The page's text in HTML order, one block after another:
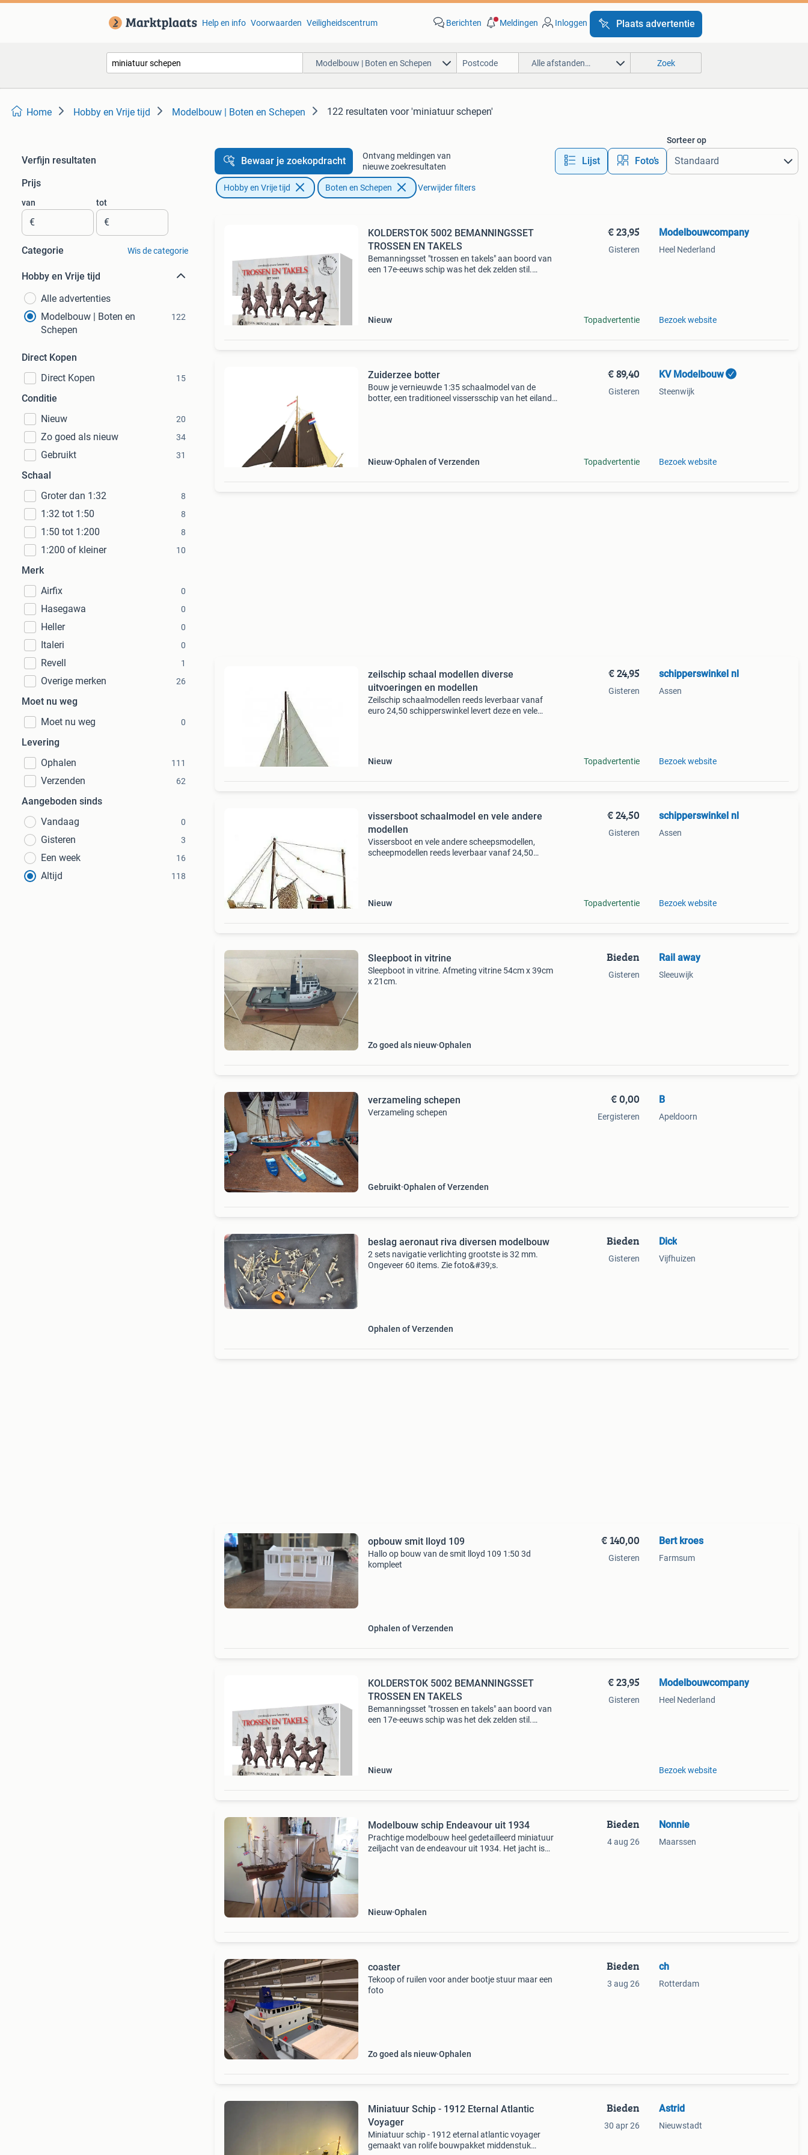
Help en info Voorwaarden Veiligheidscentrum Berichten Meldingen Inloggen Plaats advertentie
Modelbouw | Boten en Schepen Alle afstanden… Zoek
Home Hobby en Vrije tijd Modelbouw | Boten en Schepen 122 resultaten voor 'miniatuur schepen'
Verfijn resultaten
Prijs
van
€
tot
€
Categorie Wis de categorie
Hobby en Vrije tijd
Alle advertenties
Modelbouw | Boten en
Schepen
122
Direct Kopen
Direct Kopen
15
Conditie
Nieuw
20
Zo goed als nieuw 34
Gebruikt 31
Schaal
Groter dan 1:32
8
1:32 tot 1:50 8
1:50 tot 1:200 8
1:200 of kleiner 10
Merk
Airfix
0
Hasegawa 0
Heller 0
Italeri 0
Revell 1
Overige merken 26
Moet nu weg
Moet nu weg
0
Levering
Ophalen
111
Verzenden 62
Aangeboden sinds
Vandaag
0
Gisteren 3
Een week 16
Altijd 118
Bewaar je zoekopdracht
Ontvang meldingen van
nieuwe zoekresultaten
Lijst Foto’s
Sorteer op
Hobby en Vrije tijd Boten en Schepen Verwijder filters
KOLDERSTOK 5002 BEMANNINGSSET
TROSSEN EN TAKELS
Bemanningsset "trossen en takels" aan boord van
een 17e-eeuws schip was het dek zelden stil.
Nieuw
€ 23,95
Gisteren
Topadvertentie
Modelbouwcompany
Heel Nederland
Bezoek website
Zuiderzee botter
Bouw je vernieuwde 1:35 schaalmodel van de
botter, een traditioneel vissersschip van het eiland
Nieuw Ophalen of Verzenden
€ 89,40
Gisteren
Topadvertentie
KV Modelbouw
Steenwijk
Bezoek website
zeilschip schaal modellen diverse
uitvoeringen en modellen
Zeilschip schaalmodellen reeds leverbaar vanaf
euro 24,50 schipperswinkel levert deze en vele
Nieuw
€ 24,95
Gisteren
Topadvertentie
schipperswinkel nl
Assen
Bezoek website
vissersboot schaalmodel en vele andere
modellen
Vissersboot en vele andere scheepsmodellen,
scheepmodellen reeds leverbaar vanaf 24,50
Nieuw
€ 24,50
Gisteren
Topadvertentie
schipperswinkel nl
Assen
Bezoek website
Sleepboot in vitrine
Sleepboot in vitrine. Afmeting vitrine 54cm x 39cm
x 21cm.
Zo goed als nieuw Ophalen
Bieden
Gisteren
Rail away
Sleeuwijk
verzameling schepen
Verzameling schepen
Gebruikt Ophalen of Verzenden
€ 0,00
Eergisteren
B
Apeldoorn
beslag aeronaut riva diversen modelbouw
2 sets navigatie verlichting grootste is 32 mm.
Ongeveer 60 items. Zie foto&#39;s.
Ophalen of Verzenden
Bieden
Gisteren
Dick
Vijfhuizen
opbouw smit lloyd 109
Hallo op bouw van de smit lloyd 109 1:50 3d
kompleet
Ophalen of Verzenden
€ 140,00
Gisteren
Bert kroes
Farmsum
KOLDERSTOK 5002 BEMANNINGSSET
TROSSEN EN TAKELS
Bemanningsset "trossen en takels" aan boord van
een 17e-eeuws schip was het dek zelden stil.
Nieuw
€ 23,95
Gisteren
Modelbouwcompany
Heel Nederland
Bezoek website
Modelbouw schip Endeavour uit 1934
Prachtige modelbouw heel gedetailleerd miniatuur
zeiljacht van de endeavour uit 1934. Het jacht is
Nieuw Ophalen
Bieden
4 aug 26
Nonnie
Maarssen
coaster
Tekoop of ruilen voor ander bootje stuur maar een
foto
Zo goed als nieuw Ophalen
Bieden
3 aug 26
ch
Rotterdam
Miniatuur Schip - 1912 Eternal Atlantic
Voyager
Miniatuur schip - 1912 eternal atlantic voyager
gemaakt van rolife bouwpakket middenstuk
Bieden
30 apr 26
Astrid
Nieuwstadt